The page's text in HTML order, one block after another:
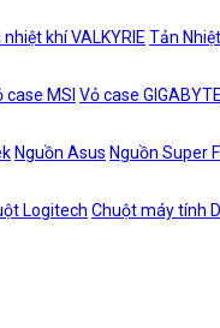
khí VALKYRIE Tản
case MSI Vỏ case GIGABYTE
Nguồn Asus Nguồn Super
Logitech Chuột máy tính